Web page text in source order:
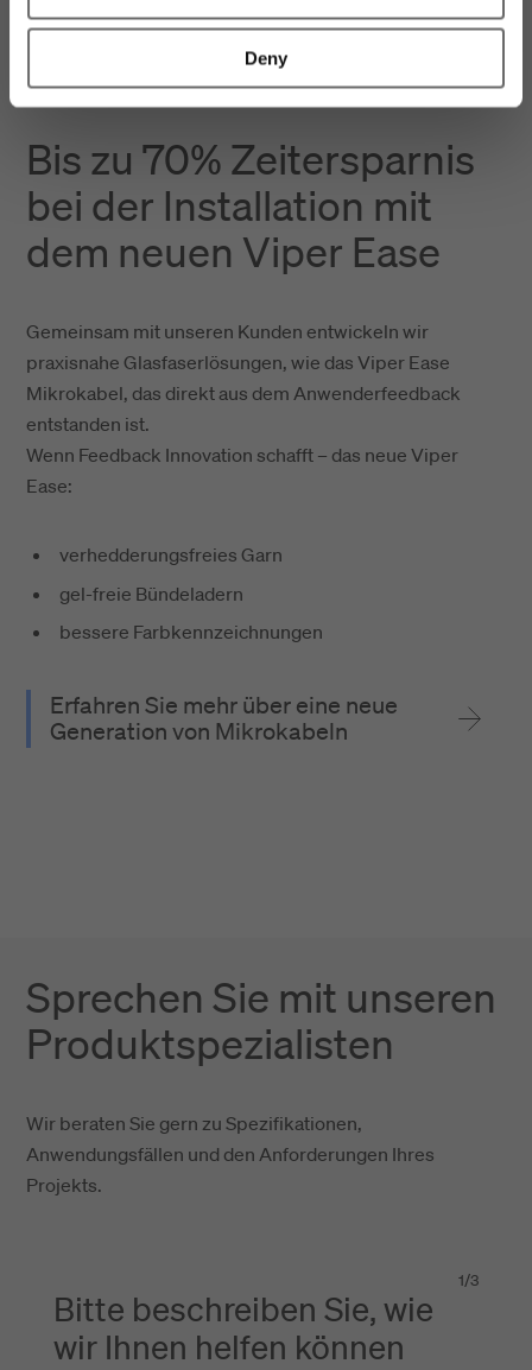
Deny
Bis zu 70% Zeitersparnis
bei der Installation mit
dem neuen Viper Ease
Gemeinsam mit unseren Kunden entwickeln wir
praxisnahe Glasfaserlösungen, wie das Viper Ease
Mikrokabel, das direkt aus dem Anwenderfeedback
entstanden ist.
Wenn Feedback Innovation schafft – das neue Viper
Ease:
verhedderungsfreies Garn
gel-freie Bündeladern
bessere Farbkennzeichnungen
Erfahren Sie mehr über eine neue
Generation von Mikrokabeln
Sprechen Sie mit unseren
Produktspezialisten
Wir beraten Sie gern zu Spezifikationen,
Anwendungsfällen und den Anforderungen Ihres
Projekts.
1/3
Bitte beschreiben Sie, wie
wir Ihnen helfen können